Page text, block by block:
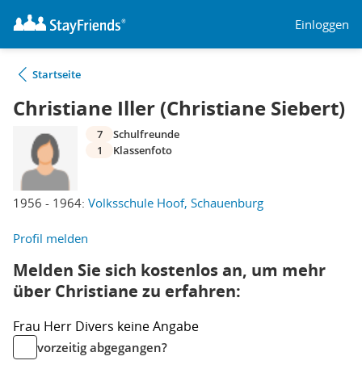
Einloggen
Startseite
Christiane Iller (Christiane Siebert)
1956 - 1964: Volksschule Hoof, Schauenburg
7
Schulfreunde
1
Klassenfoto
Profil melden
Melden Sie sich kostenlos an, um mehr
über Christiane zu erfahren:
Frau Herr Divers keine Angabe
vorzeitig abgegangen?